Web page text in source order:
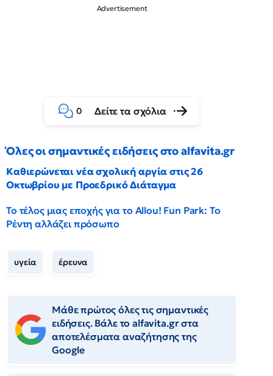
0 Δείτε τα σχόλια
Όλες οι σημαντικές ειδήσεις στο alfavita.gr
Καθιερώνεται νέα σχολική αργία στις 26
Οκτωβρίου με Προεδρικό Διάταγμα
Το τέλος μιας εποχής για το Allou! Fun Park: Το
Ρέντη αλλάζει πρόσωπο
υγεία έρευνα
Μάθε πρώτος όλες τις σημαντικές
ειδήσεις. Βάλε το alfavita.gr στα
αποτελέσματα αναζήτησης της
Google